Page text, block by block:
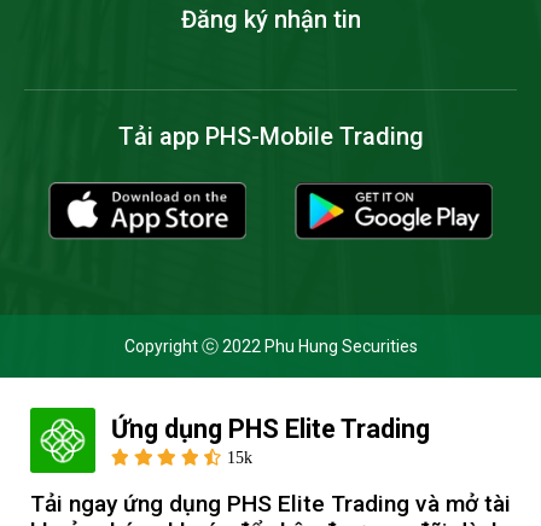
Cookie và chính sách bảo mật
Bằng cách nhấp vào 'Cho phép cookie', bạn đồng ý với việc
lưu trữ tất cả các cookie trên thiết bị của mình và đồng ý
Đăng ký nhận tin
Tải app PHS-Mobile Trading
Copyright ⓒ 2022 Phu Hung Securities
Ứng dụng PHS Elite Trading
15k
Tải ngay ứng dụng PHS Elite Trading và mở tài